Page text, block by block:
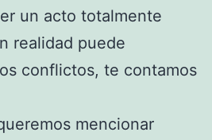
un acto totalmente
realidad puede
conflictos, te contamos
mencionar